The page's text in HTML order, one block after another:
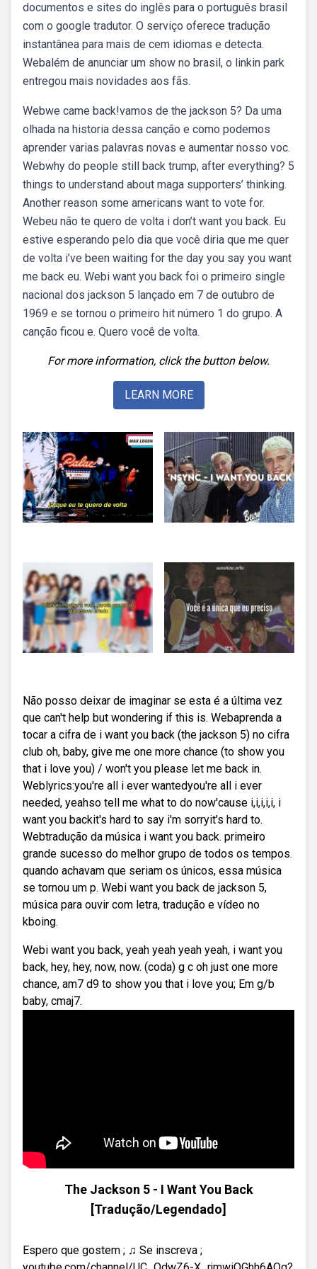
documentos e sites do inglês para o português brasil
com o google tradutor. O serviço oferece tradução
instantânea para mais de cem idiomas e detecta.
Webalém de anunciar um show no brasil, o linkin park
entregou mais novidades aos fãs.
Webwe came back!vamos de the jackson 5? Da uma
olhada na historia dessa canção e como podemos
aprender varias palavras novas e aumentar nosso voc.
Webwhy do people still back trump, after everything? 5
things to understand about maga supporters’ thinking.
Another reason some americans want to vote for.
Webeu não te quero de volta i don’t want you back. Eu
estive esperando pelo dia que você diria que me quer
de volta i’ve been waiting for the day you say you want
me back eu. Webi want you back foi o primeiro single
nacional dos jackson 5 lançado em 7 de outubro de
1969 e se tornou o primeiro hit número 1 do grupo. A
canção ficou e. Quero você de volta.
For more information, click the button below.
LEARN MORE
Não posso deixar de imaginar se esta é a última vez
que can't help but wondering if this is. Webaprenda a
tocar a cifra de i want you back (the jackson 5) no cifra
club oh, baby, give me one more chance (to show you
that i love you) / won't you please let me back in.
Weblyrics:you're all i ever wantedyou're all i ever
needed, yeahso tell me what to do now'cause i,i,i,i,i, i
want you backit's hard to say i'm sorryit's hard to.
Webtradução da música i want you back. primeiro
grande sucesso do melhor grupo de todos os tempos.
quando achavam que seriam os únicos, essa música
se tornou um p. Webi want you back de jackson 5,
música para ouvir com letra, tradução e vídeo no
kboing.
Webi want you back, yeah yeah yeah yeah, i want you
back, hey, hey, now, now. (coda) g c oh just one more
chance, am7 d9 to show you that i love you; Em g/b
baby, cmaj7.
The Jackson 5 - I Want You Back
[Tradução/Legendado]
Espero que gostem ; ♫ Se inscreva ;